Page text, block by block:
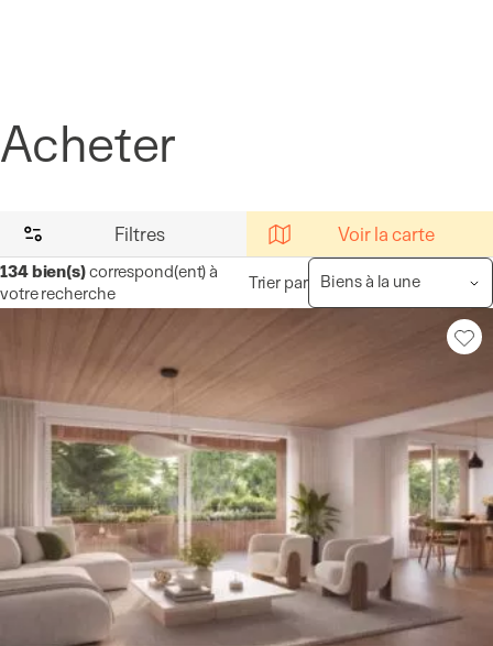
Acheter
Filtres Voir la carte
134bien(s)correspond(ent) à
votre recherche
Trier par